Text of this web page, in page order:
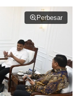
Perbesar